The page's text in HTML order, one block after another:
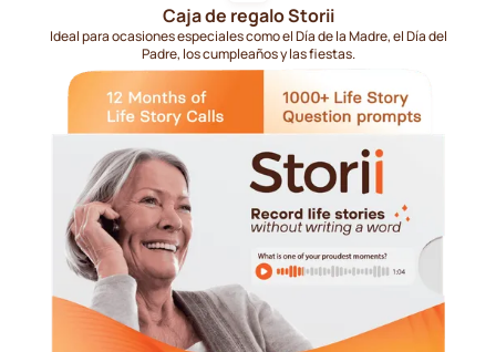
Caja de regalo Storii
Ideal para ocasiones especiales como el Día de la Madre, el Día del
Padre, los cumpleaños y las fiestas.